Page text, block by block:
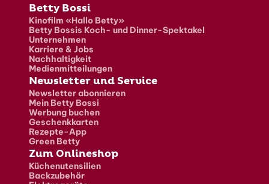
Fusszeile
Betty Bossi
Kinofilm «Hallo Betty»
Betty Bossis Koch- und Dinner-Spektakel
Unternehmen
Karriere & Jobs
Nachhaltigkeit
Medienmitteilungen
Newsletter und Service
Newsletter abonnieren
Mein Betty Bossi
Werbung buchen
Geschenkkarten
Rezepte-App
Green Betty
Zum Onlineshop
Küchenutensilien
Backzubehör